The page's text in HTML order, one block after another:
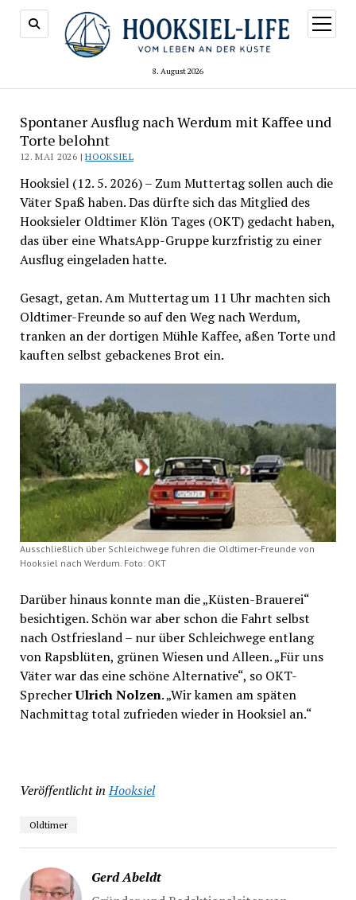
8. August 2026
Menü
öffnen
Spontaner Ausflug nach Werdum mit Kaffee und
Torte belohnt
12. MAI 2026 |HOOKSIEL
Hooksiel (12. 5. 2026) – Zum Muttertag sollen auch die
Väter Spaß haben. Das dürfte sich das Mitglied des
Hooksieler Oldtimer Klön Tages (OKT) gedacht haben,
das über eine WhatsApp-Gruppe kurzfristig zu einer
Ausflug eingeladen hatte.
Gesagt, getan. Am Muttertag um 11 Uhr machten sich
Oldtimer-Freunde so auf den Weg nach Werdum,
tranken an der dortigen Mühle Kaffee, aßen Torte und
kauften selbst gebackenes Brot ein.
Ausschließlich über Schleichwege fuhren die Oldtimer-Freunde von
Hooksiel nach Werdum. Foto: OKT
Darüber hinaus konnte man die „Küsten-Brauerei“
besichtigen. Schön war aber schon die Fahrt selbst
nach Ostfriesland – nur über Schleichwege entlang
von Rapsblüten, grünen Wiesen und Alleen. „Für uns
Väter war das eine schöne Alternative“, so OKT-
SprecherUlrich Nolzen. „Wir kamen am späten
Nachmittag total zufrieden wieder in Hooksiel an.“
Veröffentlicht in Hooksiel
Oldtimer
Gerd Abeldt